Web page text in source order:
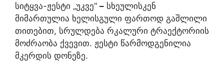
სიტყვა-ჟესტი „უკვე“ – სხეულისკენ
მიმართულია ხელისგული ფართოდ გაშლილი
თითებით, სრულდება რკალური ტრაექტორიის
მოძრაობა ქვევით. ჟესტი წარმოდგენილია
მკერდის დონეზე.